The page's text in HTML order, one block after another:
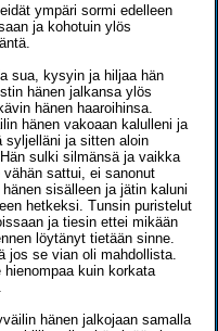
ympäri sormi edelleen
ja kohotuin ylös
sua, kysyin ja hiljaa hän
hänen jalkansa ylös
hänen haaroihinsa.
hänen vakoaan kalulleni ja
syljelläni ja sitten aloin
sulki silmänsä ja vaikka
sattui, ei sanonut
sisälleen ja jätin kaluni
hetkeksi. Tunsin puristelut
ja tiesin ettei mikään
löytänyt tietään sinne.
jos se vian oli mahdollista.
hienompaa kuin korkata
hänen jalkojaan samalla